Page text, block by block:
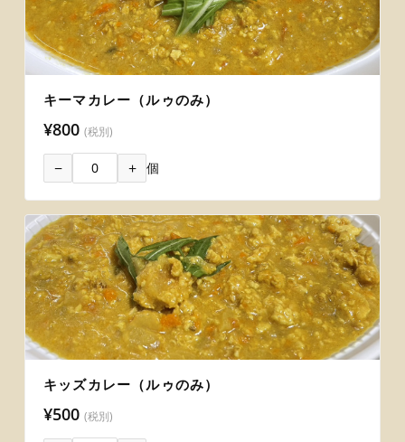
キーマカレー（ルゥのみ）
¥800 (税別)
− + 個
キッズカレー（ルゥのみ）
¥500 (税別)